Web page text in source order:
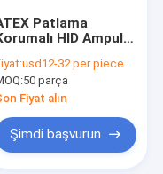
Patlama
HID ​​Ampul
usd12-32 per piece
50 parça
Fiyat alın
Şimdi başvurun